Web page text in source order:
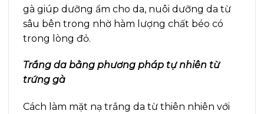
gà giúp dưỡng ẩm cho da, nuôi dưỡng da từ
sâu bên trong nhờ hàm lượng chất béo có
trong lòng đỏ.
Trắng da bằng phương pháp tự nhiên từ
trứng gà
Cách làm mặt nạ trắng da từ thiên nhiên với